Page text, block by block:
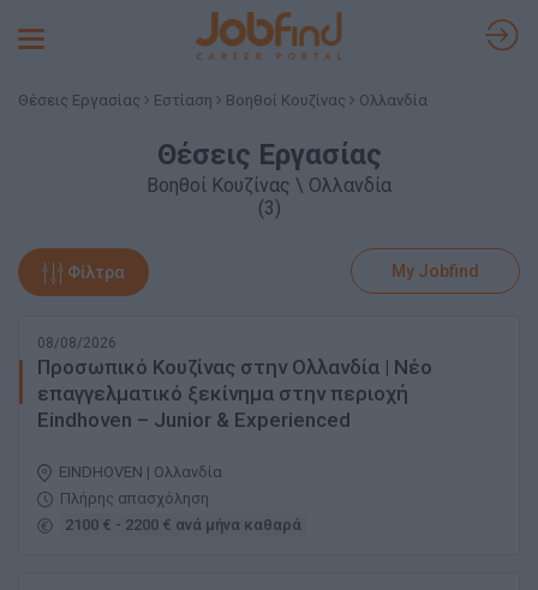
Toggle
Θέσεις Εργασίας Εστίαση Βοηθοί Κουζίνας Ολλανδία
Θέσεις Εργασίας
Βοηθοί Κουζίνας \ Ολλανδία
(3)
Φίλτρα My Jobfind
08/08/2026
Προσωπικό Κουζίνας στην Ολλανδία | Νέο
επαγγελματικό ξεκίνημα στην περιοχή
Eindhoven – Junior & Experienced
EINDHOVEN | Ολλανδία
Πλήρης απασχόληση
2100 € - 2200 € ανά μήνα καθαρά